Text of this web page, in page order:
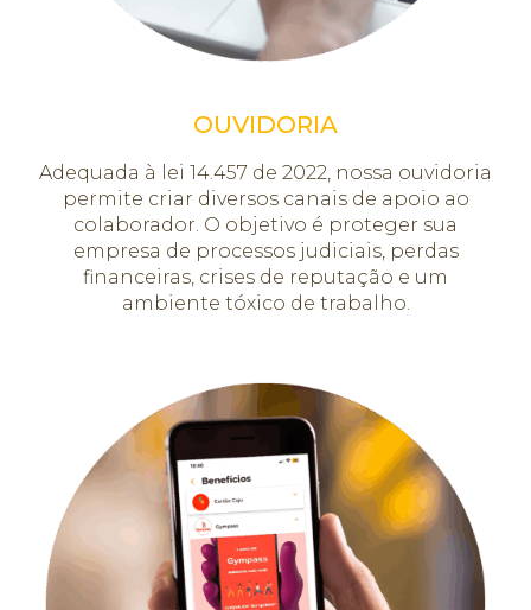
OUVIDORIA
Adequada à lei 14.457 de 2022, nossa ouvidoria
permite criar diversos canais de apoio ao
colaborador. O objetivo é proteger sua
empresa de processos judiciais, perdas
financeiras, crises de reputação e um
ambiente tóxico de trabalho.